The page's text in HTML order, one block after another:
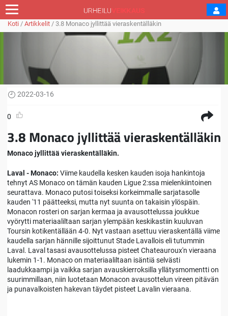
Koti / Artikkelit / 3.8 Monaco jyllittää vieraskentälläkin
2022-03-16
0
3.8 Monaco jyllittää vieraskentälläkin
Monaco jyllittää vieraskentälläkin.
Laval - Monaco: Viime kaudella kesken kauden isoja hankintoja
tehnyt AS Monaco on tämän kauden Ligue 2:ssa mielenkiintoinen
seurattava. Monaco putosi toiseksi korkeimmalle sarjatasolle
kauden '11 päätteeksi, mutta nyt suunta on takaisin ylöspäin.
Monacon rosteri on sarjan kermaa ja avausottelussa joukkue
vyörytti materiaaliltaan sarjan ylempään keskikastiin kuuluvan
Toursin kotikentällään 4-0. Nyt vastaan asettuu vieraskentällä viime
kaudella sarjan hännille sijoittunut Stade Lavallois eli tutummin
Laval. Laval tasasi avausottelussa pisteet Chateauroux'n vieraana
lukemin 1-1. Monaco on materiaaliltaan isäntiä selvästi
laadukkaampi ja vaikka sarjan avauskierroksilla yllätysmomentti on
suurimmillaan, niin luotetaan Monacon avausottelun vireen pitävän
ja punavalkoisten hakevan täydet pisteet Lavalin vieraana.